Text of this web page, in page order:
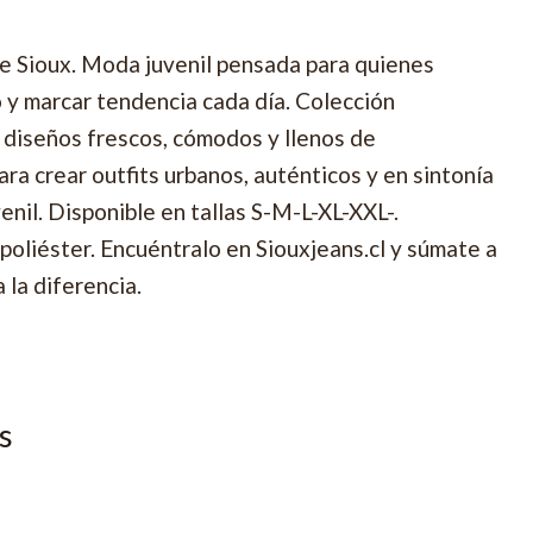
Sioux. Moda juvenil pensada para quienes
marcar tendencia cada día. Colección
frescos, cómodos y llenos de
crear outfits urbanos, auténticos y en sintonía
Disponible en tallas S-M-L-XL-XXL-.
Encuéntralo en Siouxjeans.cl y súmate a
la diferencia.